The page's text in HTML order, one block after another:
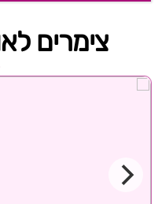
צימרים